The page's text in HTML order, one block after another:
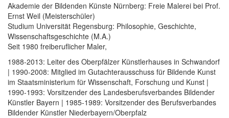
Akademie der Bildenden Künste Nürnberg: Freie Malerei bei Prof.
Ernst Weil (Meisterschüler)
Studium Universität Regensburg: Philosophie, Geschichte,
Wissenschaftsgeschichte (M.A.)
Seit 1980 freiberuflicher Maler,
1988-2013: Leiter des Oberpfälzer Künstlerhauses in Schwandorf
| 1990-2008: Mitglied im Gutachterausschuss für Bildende Kunst
im Staatsministerium für Wissenschaft, Forschung und Kunst |
1990-1993: Vorsitzender des Landesberufsverbandes Bildender
Künstler Bayern | 1985-1989: Vorsitzender des Berufsverbandes
Bildender Künstler Niederbayern/Oberpfalz